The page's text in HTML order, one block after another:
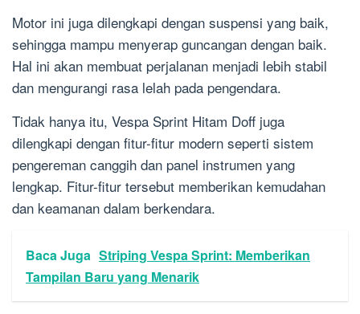
Motor ini juga dilengkapi dengan suspensi yang baik,
sehingga mampu menyerap guncangan dengan baik.
Hal ini akan membuat perjalanan menjadi lebih stabil
dan mengurangi rasa lelah pada pengendara.
Tidak hanya itu, Vespa Sprint Hitam Doff juga
dilengkapi dengan fitur-fitur modern seperti sistem
pengereman canggih dan panel instrumen yang
lengkap. Fitur-fitur tersebut memberikan kemudahan
dan keamanan dalam berkendara.
Baca Juga Striping Vespa Sprint: Memberikan
Tampilan Baru yang Menarik